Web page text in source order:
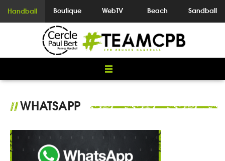
Handball Boutique WebTV Beach Sandball
//WHATSAPP